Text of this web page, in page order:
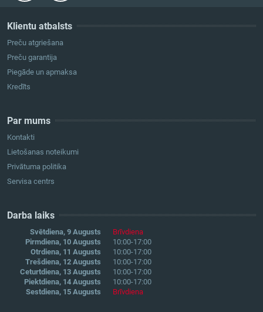
Klientu atbalsts
Preču atgriešana
Preču garantija
Piegāde un apmaksa
Kredīts
Par mums
Kontakti
Lietošanas noteikumi
Privātuma politika
Servisa centrs
Darba laiks
Svētdiena, 9 Augusts
Brīvdiena
Pirmdiena, 10 Augusts
10:00-17:00
Otrdiena, 11 Augusts
10:00-17:00
Trešdiena, 12 Augusts
10:00-17:00
Ceturtdiena, 13 Augusts
10:00-17:00
Piektdiena, 14 Augusts
10:00-17:00
Sestdiena, 15 Augusts
Brīvdiena